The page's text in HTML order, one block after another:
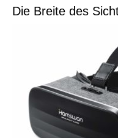
Die Breite des